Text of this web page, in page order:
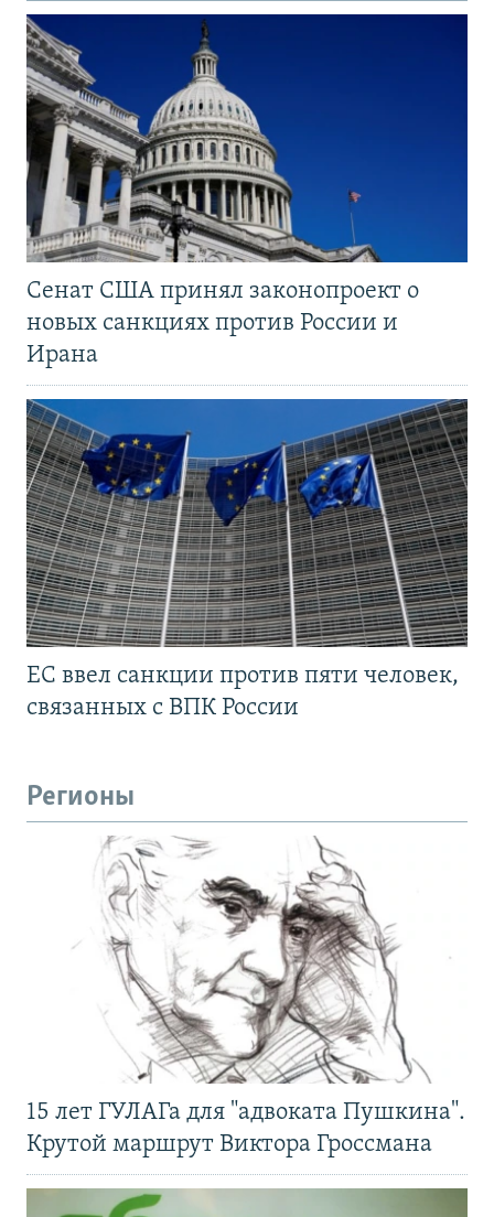
Сенат США принял законопроект о
новых санкциях против России и
Ирана
ЕС ввел санкции против пяти человек,
связанных с ВПК России
Регионы
15 лет ГУЛАГа для "адвоката Пушкина".
Крутой маршрут Виктора Гроссмана